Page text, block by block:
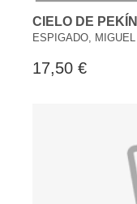
CIELO DE
ESPIGADO, MIGUEL
17,50 €